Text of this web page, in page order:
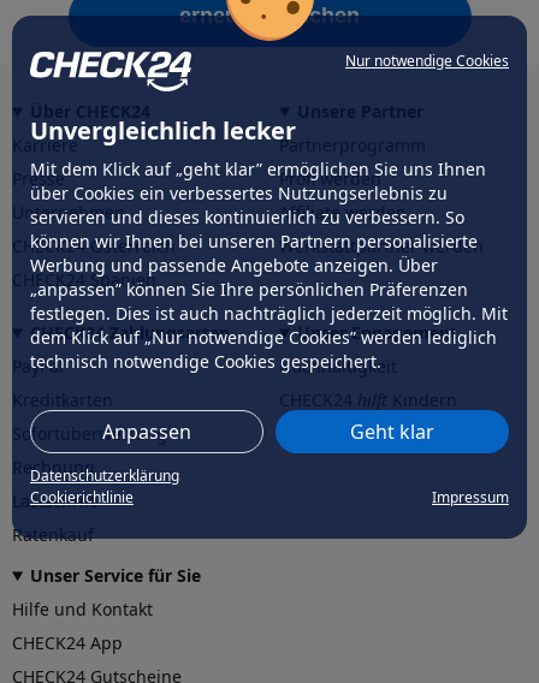
Nur notwendige Cookies
Unvergleichlich lecker
Mit dem Klick auf „geht klar” ermöglichen Sie uns Ihnen
über Cookies ein verbessertes Nutzungserlebnis zu
servieren und dieses kontinuierlich zu verbessern. So
können wir Ihnen bei unseren Partnern personalisierte
Werbung und passende Angebote anzeigen. Über
„anpassen” können Sie Ihre persönlichen Präferenzen
festlegen. Dies ist auch nachträglich jederzeit möglich. Mit
dem Klick auf „Nur notwendige Cookies” werden lediglich
technisch notwendige Cookies gespeichert.
Anpassen Geht klar
Datenschutzerklärung
Cookierichtlinie
Impressum
erneut versuchen
Karriere
Presse
Unternehmen
CHECK24 Österreich
CHECK24 Spanien
Partnerprogramm
Profi werden
Affiliate werden
Werkstattpartner werden
CHECK24 Zahlungsarten
PayPal
Sofortüberweisung
Rechnung
Lastschrift
Ratenkauf
Unser Engagement
Nachhaltigkeit
CHECK24hilftder Natur
Unser Service für Sie
Hilfe und Kontakt
CHECK24 App
CHECK24 Gutscheine